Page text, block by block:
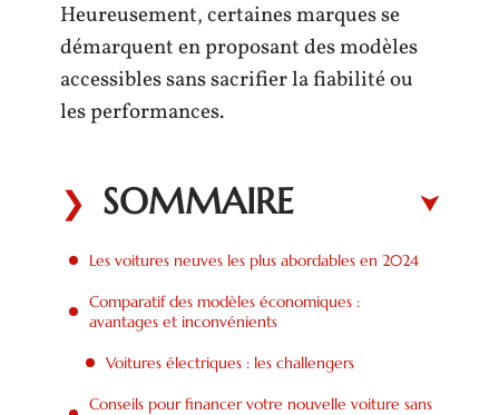
Heureusement, certaines marques se
démarquent en proposant des modèles
accessibles sans sacrifier la fiabilité ou
les performances.
SOMMAIRE
Les voitures neuves les plus abordables en 2024
Comparatif des modèles économiques :
avantages et inconvénients
Voitures électriques : les challengers
Conseils pour financer votre nouvelle voiture sans